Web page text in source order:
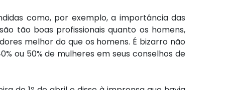
como, por exemplo, a importância das
tão boas profissionais quanto os homens,
melhor do que os homens. É bizarro não
ou 50% de mulheres em seus conselhos de